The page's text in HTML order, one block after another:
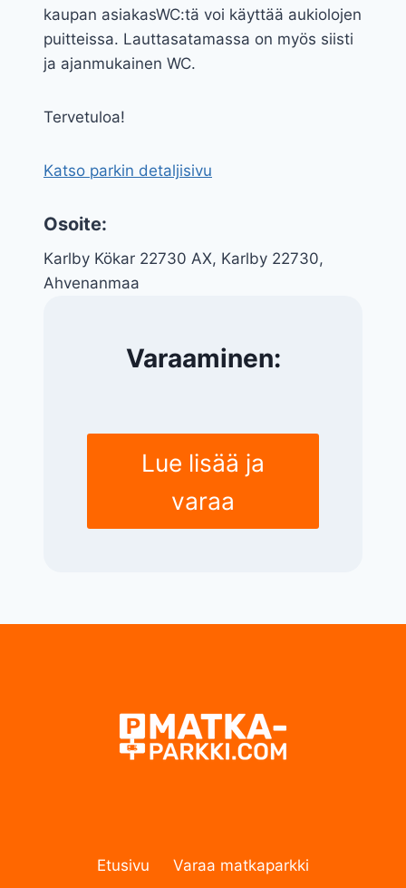
kaupan asiakasWC:tä voi käyttää aukiolojen
puitteissa. Lauttasatamassa on myös siisti
ja ajanmukainen WC.
Tervetuloa!
Katso parkin detaljisivu
Osoite:
Karlby Kökar 22730 AX, Karlby 22730,
Ahvenanmaa
Varaaminen:
Lue lisää ja
varaa
Etusivu
Varaa matkaparkki